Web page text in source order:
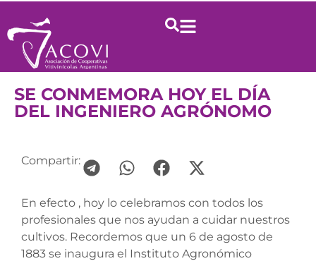
SE CONMEMORA HOY EL DÍA
DEL INGENIERO AGRÓNOMO
Compartir:
En efecto , hoy lo celebramos con todos los
profesionales que nos ayudan a cuidar nuestros
cultivos. Recordemos que un 6 de agosto de
1883 se inaugura el Instituto Agronómico